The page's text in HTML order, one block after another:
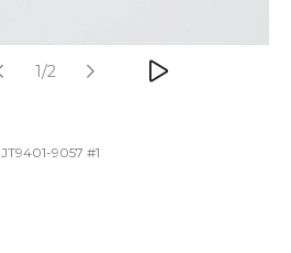
1/2
JT9401-9057 #1